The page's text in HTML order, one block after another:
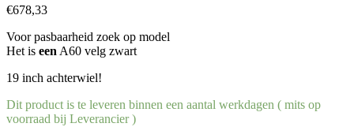
€678,33
Voor pasbaarheid zoek op model
Het is eenA60 velg zwart
19 inch achterwiel!
Dit product is te leveren binnen een aantal werkdagen ( mits op
voorraad bij Leverancier )